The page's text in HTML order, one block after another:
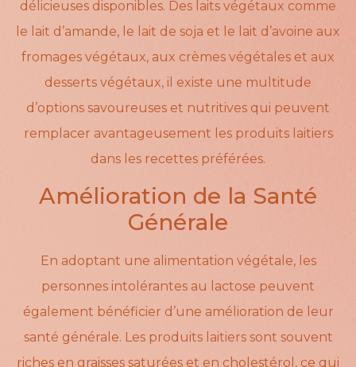
délicieuses disponibles. Des laits végétaux comme
le lait d’amande, le lait de soja et le lait d’avoine aux
fromages végétaux, aux crèmes végétales et aux
desserts végétaux, il existe une multitude
d’options savoureuses et nutritives qui peuvent
remplacer avantageusement les produits laitiers
dans les recettes préférées.
Amélioration de la Santé
Générale
En adoptant une alimentation végétale, les
personnes intolérantes au lactose peuvent
également bénéficier d’une amélioration de leur
santé générale. Les produits laitiers sont souvent
riches en graisses saturées et en cholestérol, ce qui